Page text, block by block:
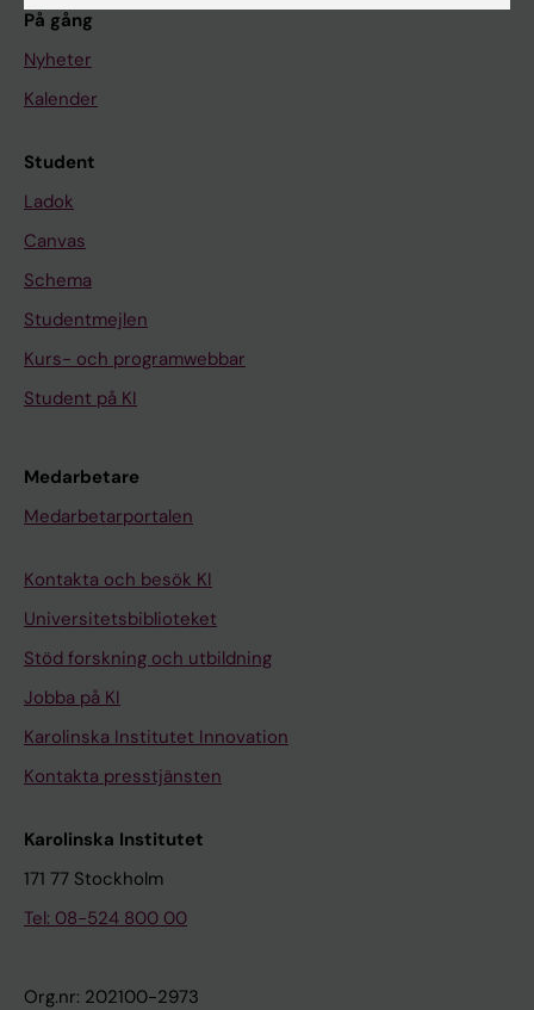
På gång
Nyheter
Kalender
Student
Ladok
Canvas
Schema
Studentmejlen
Kurs- och programwebbar
Student på KI
Medarbetare
Medarbetarportalen
Kontakta och besök KI
Universitetsbiblioteket
Stöd forskning och utbildning
Jobba på KI
Karolinska Institutet Innovation
Kontakta presstjänsten
Karolinska Institutet
171 77 Stockholm
Tel: 08-524 800 00
Org.nr: 202100-2973